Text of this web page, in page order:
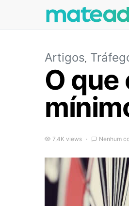
Artigos
O que
7,4K views Nenhum